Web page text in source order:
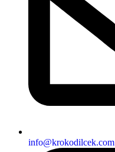
info@krokodilcek.com